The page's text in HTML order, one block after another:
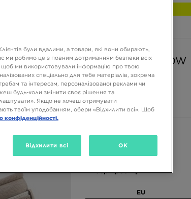
AIR JORDAN 1 LOW
6699 ГРН
Доступні кольори
Вибери розмір
EU
були вдалими, а товари, які вони обирають,
ми робимо це з повним дотриманням безпеки всіх
ми використовували інформацію про твою
спеціально для тебе матеріалів, зокрема
та інтересам, персоналізованої реклами чи
будь-коли змінити своє рішення та
Якщо не хочеш отримувати
твоїм уподобанням, обери «Відхилити всі». Щоб
конфіденційності.
Відхилити всі OK